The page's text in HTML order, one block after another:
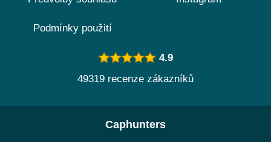
Podmínky použití
4.9
49319 recenze zákazníků
Caphunters